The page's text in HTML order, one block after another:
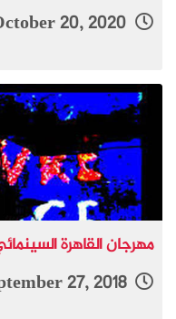
مهرجان القاهرة
September 27, 2018